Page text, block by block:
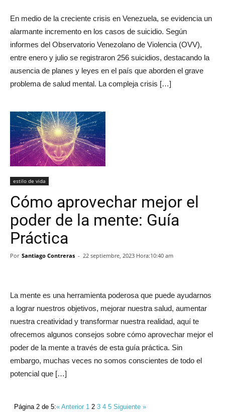
En medio de la creciente crisis en Venezuela, se evidencia un
alarmante incremento en los casos de suicidio. Según
informes del Observatorio Venezolano de Violencia (OVV),
entre enero y julio se registraron 256 suicidios, destacando la
ausencia de planes y leyes en el país que aborden el grave
problema de salud mental. La compleja crisis […]
estilo de vida
Cómo aprovechar mejor el
poder de la mente: Guía
Práctica
Por Santiago Contreras - 22 septiembre, 2023 Hora:10:40 am
La mente es una herramienta poderosa que puede ayudarnos
a lograr nuestros objetivos, mejorar nuestra salud, aumentar
nuestra creatividad y transformar nuestra realidad, aquí te
ofrecemos algunos consejos sobre cómo aprovechar mejor el
poder de la mente a través de esta guía práctica. Sin
embargo, muchas veces no somos conscientes de todo el
potencial que […]
Página 2 de 5:« Anterior 12 345Siguiente »